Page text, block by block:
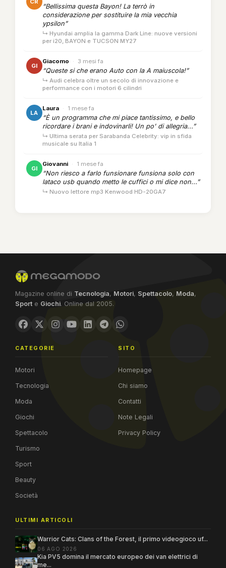
CR
“Bellissima questa Bayon! La terrò in
considerazione per sostituire la mia vecchia
ypsilon”
↳ Hyundai amplia la gamma Dark Line: nuove versioni
per i20, BAYON e TUCSON MY27
GI
Giacomo · 3 mesi fa
“Queste si che erano Auto con la A maiuscola!”
↳ Audi celebra oltre un secolo di innovazione e
performance con i motori 6 cilindri
LA
Laura · 1 mese fa
“È un programma che mi piace tantissimo, e bello
ricordare i brani e indovinarli! Un po' di allegria...”
↳ Ultima serata per Sarabanda Celebrity: vip in sfida
musicale su Italia 1
GI
Giovanni · 1 mese fa
“Non riesco a farlo funsionare funsiona solo con
lataco usb quando metto le cuffici o mi dice non...”
↳ Nuovo lettore mp3 Kenwood HD-20GA7
Magazine online di Tecnologia, Motori, Spettacolo, Moda,
Sport e Giochi. Online dal 2005.
CATEGORIE
Motori
Tecnologia
Moda
Giochi
Spettacolo
Turismo
Sport
Beauty
Società
SITO
Homepage
Chi siamo
Contatti
Note Legali
Privacy Policy
ULTIMI ARTICOLI
Warrior Cats: Clans of the Forest, il primo videogioco uf...
06 AGO 2026
Kia PV5 domina il mercato europeo dei van elettrici di
me...